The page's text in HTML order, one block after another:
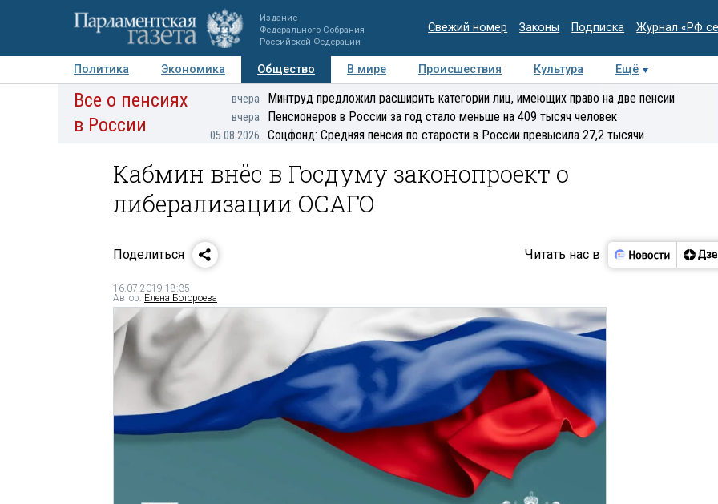
Издание
Федерального Собрания
Российской Федерации
Свежий номер Законы Подписка Журнал «РФ
Политика Экономика Общество В мире Происшествия Культура
Ещё
Авторы Персоны Мнения Регионы Медиацентр Интервью Колумнисты
Все о пенсиях
в России
вчера Минтруд предложил расширить категории лиц, имеющих право на две пенсии
вчера Пенсионеров в России за год стало меньше на 409 тысяч человек
05.08.2026 Соцфонд: Средняя пенсия по старости в России превысила 27,2 тысячи
Кабмин внёс в Госдуму законопроект о
либерализации ОСАГО
Поделиться Читать нас в
16.07.2019 18:35
Автор: Елена Ботороева